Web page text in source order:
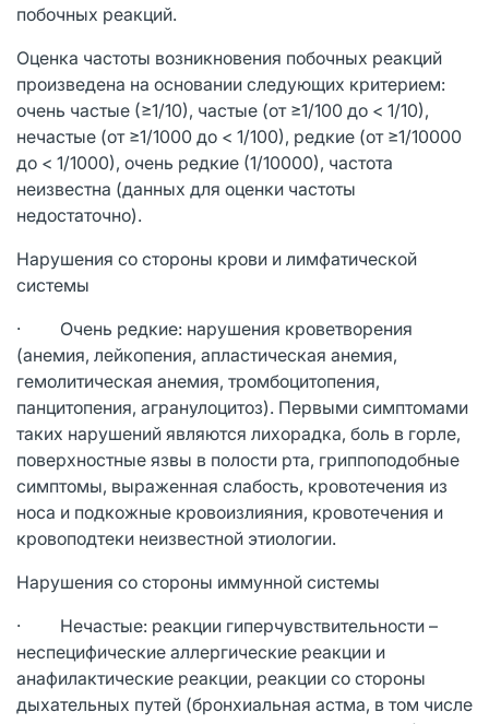
побочных реакций.
Оценка частоты возникновения побочных реакций
произведена на основании следующих критерием:
очень частые (≥1/10), частые (от ≥1/100 до < 1/10),
нечастые (от ≥1/1000 до < 1/100), редкие (от ≥1/10000
до < 1/1000), очень редкие (1/10000), частота
неизвестна (данных для оценки частоты
недостаточно).
Нарушения со стороны крови и лимфатической
системы
· Очень редкие: нарушения кроветворения
(анемия, лейкопения, апластическая анемия,
гемолитическая анемия, тромбоцитопения,
панцитопения, агранулоцитоз). Первыми симптомами
таких нарушений являются лихорадка, боль в горле,
поверхностные язвы в полости рта, гриппоподобные
симптомы, выраженная слабость, кровотечения из
носа и подкожные кровоизлияния, кровотечения и
кровоподтеки неизвестной этиологии.
Нарушения со стороны иммунной системы
· Нечастые: реакции гиперчувствительности –
неспецифические аллергические реакции и
анафилактические реакции, реакции со стороны
дыхательных путей (бронхиальная астма, в том числе